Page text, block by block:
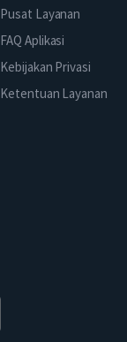
Pusat Layanan
FAQ Aplikasi
Kebijakan Privasi
Ketentuan Layanan